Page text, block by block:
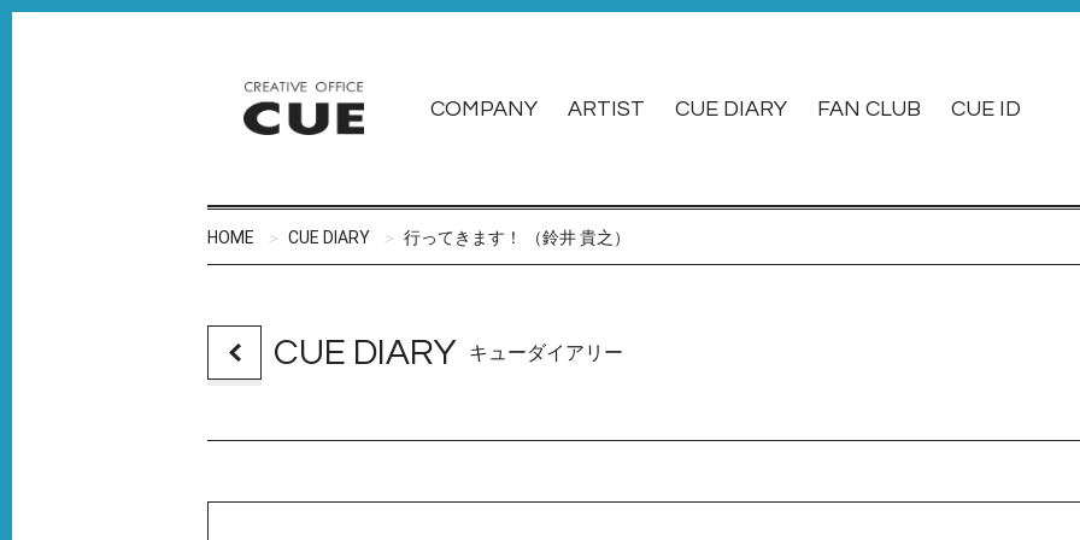
COMPANY ARTIST CUE DIARY FAN CLUB CUE ID
HOME CUE DIARY 行ってきます！ （鈴井 貴之）
CUE DIARY キューダイアリー